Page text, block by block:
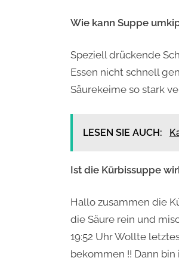
Wie kann Suppe
Speziell drückende
Essen nicht schnell
Säurekeime so stark
LESEN SIE AUCH:
Ist die Kürbissuppe
Hallo zusammen die
die Säure rein und
19:52 Uhr Wollte
bekommen !! Dann